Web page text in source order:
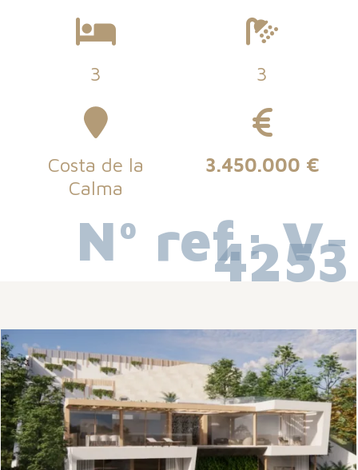
3 3
Costa de la
Calma
3.450.000 €
Nº ref.: V-
4253